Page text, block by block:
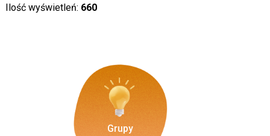
Ilość wyświetleń: 660
Grupy